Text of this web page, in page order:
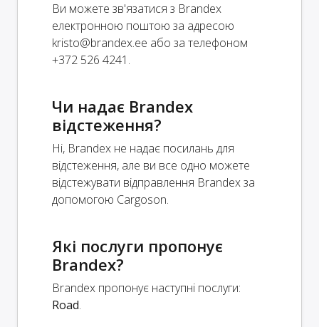
Ви можете зв'язатися з Brandex
електронною поштою за адресою
kristo@brandex.ee або за телефоном
+372 526 4241.
Чи надає Brandex
відстеження?
Ні, Brandex не надає посилань для
відстеження, але ви все одно можете
відстежувати відправлення Brandex за
допомогою Cargoson.
Які послуги пропонує
Brandex?
Brandex пропонує наступні послуги:
Road.